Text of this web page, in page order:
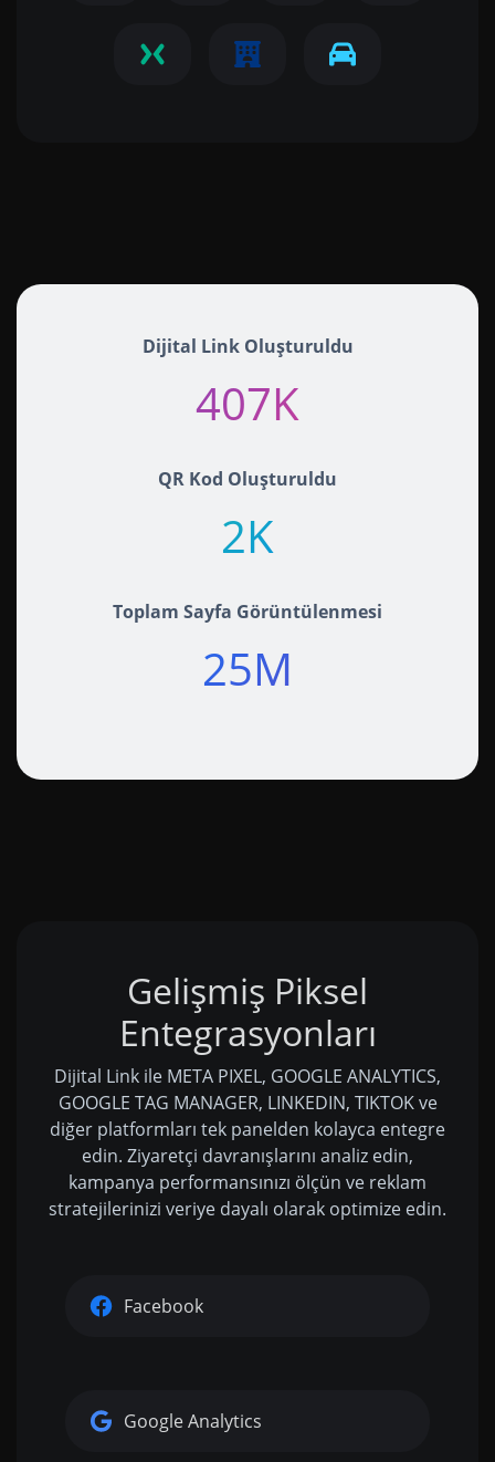
Dijital Link Oluşturuldu
407K+
QR Kod Oluşturuldu
2K+
Toplam Sayfa Görüntülenmesi
25M+
Gelişmiş Piksel
Entegrasyonları
Dijital Link ile META PIXEL, GOOGLE ANALYTICS,
GOOGLE TAG MANAGER, LINKEDIN, TIKTOK ve
diğer platformları tek panelden kolayca entegre
edin. Ziyaretçi davranışlarını analiz edin,
kampanya performansınızı ölçün ve reklam
stratejilerinizi veriye dayalı olarak optimize edin.
Facebook
Google Analytics